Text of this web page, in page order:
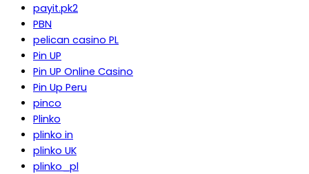
payit.pk2
PBN
pelican casino PL
Pin UP
Pin UP Online Casino
Pin Up Peru
pinco
Plinko
plinko in
plinko UK
plinko_pl